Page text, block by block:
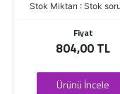
Stok Miktarı : Stok
Fiyat
804,00 TL
Ürünü İncele